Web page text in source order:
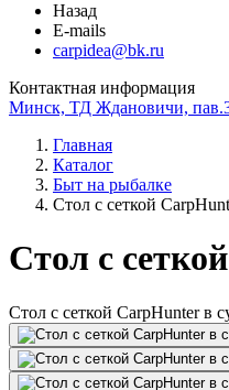
Назад
E-mails
carpidea@bk.ru
Контактная информация
Минск, ТД Ждановичи,
Главная
Каталог
Быт на рыбалке
Стол с сеткой
Стол с
Стол с сеткой CarpHunter в